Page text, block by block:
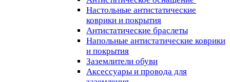
Настольные антистатические
коврики и покрытия
Антистатические браслеты
Напольные антистатические коврики
и покрытия
Заземлители обуви
Аксессуары и провода для